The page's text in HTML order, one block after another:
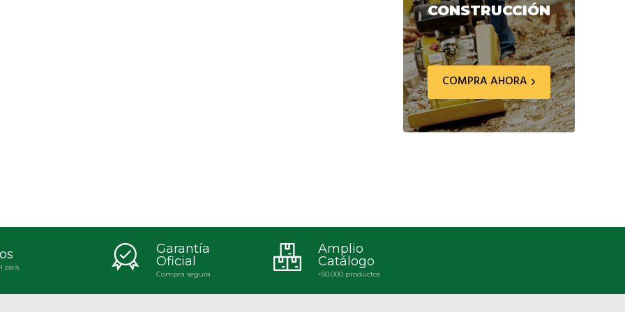
CONSTRUCCIÓN
COMPRA AHORA
país
Garantía
Oficial
Compra segura
Amplio
Catálogo
+50.000 productos